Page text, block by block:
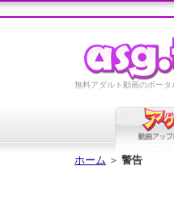
無料アダルト動画のポータ
ホーム ＞ 警告